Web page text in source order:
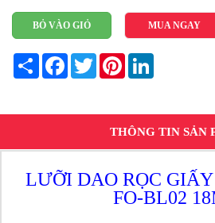
BỎ VÀO GIỎ MUA NGAY
Share FacebookTwitterPinterest
THÔNG TIN SẢN
LƯỠI DAO RỌC
FO-BL02